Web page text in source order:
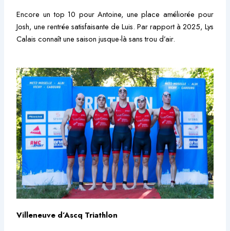
Encore un top 10 pour Antoine, une place améliorée pour
Josh, une rentrée satisfaisante de Luis. Par rapport à 2025, Lys
Calais connaît une saison jusque-là sans trou d’air.
Villeneuve d’Ascq Triathlon